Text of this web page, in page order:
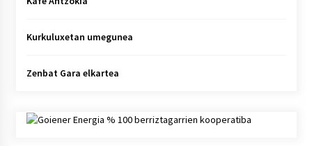
Kurkuluxetan umegunea
Zenbat Gara elkartea